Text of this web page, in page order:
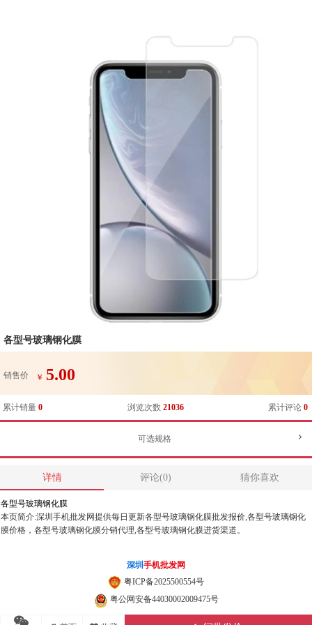
各型号玻璃钢化膜
销售价 ￥ 5.00
累计销量 0 浏览次数 21036 累计评论 0
可选规格
详情 评论(0) 猜你喜欢
各型号玻璃钢化膜
本页简介:深圳手机批发网提供每日更新各型号玻璃钢化膜批发报价,各型号玻璃钢化
膜价格，各型号玻璃钢化膜分销代理,各型号玻璃钢化膜进货渠道。
深圳 手机批发网
粤ICP备2025500554号
粤公网安备44030002009475号